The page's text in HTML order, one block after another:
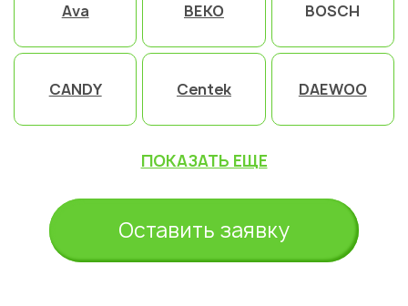
Ava BEKO BOSCH
CANDY Centek DAEWOO
ПОКАЗАТЬ ЕЩЕ
Оставить заявку